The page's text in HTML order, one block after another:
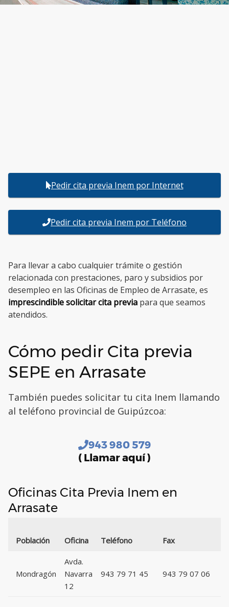
Pedir cita previa Inem por Internet
Pedir cita previa Inem por Teléfono
Para llevar a cabo cualquier trámite o gestión
relacionada con prestaciones, paro y subsidios por
desempleo en las Oficinas de Empleo de Arrasate, es
imprescindible solicitar cita previa para que seamos
atendidos.
Cómo pedir Cita previa
SEPE en Arrasate
También puedes solicitar tu cita Inem llamando
al teléfono provincial de Guipúzcoa:
943 980 579
( Llamar aquí )
Oficinas Cita Previa Inem en
Arrasate
Población Oficina Teléfono Fax
Mondragón
Avda.
Navarra
12
943 79 71 45 943 79 07 06